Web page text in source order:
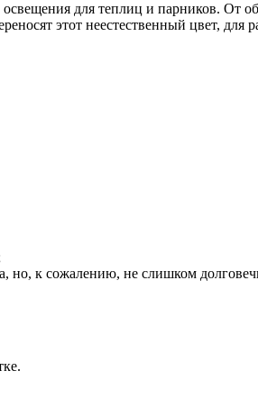
для теплиц и парников. От
этот неестественный цвет, для
но, к сожалению, не слишком